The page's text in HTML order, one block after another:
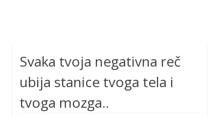
Svaka tvoja negativna reč
ubija stanice tvoga tela i
tvoga mozga..